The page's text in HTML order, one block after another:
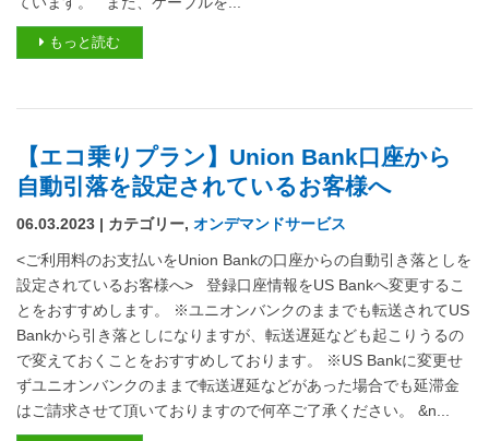
もっと読む
【エコ乗りプラン】Union Bank口座から
自動引落を設定されているお客様へ
06.03.2023 | カテゴリー, オンデマンドサービス
<ご利用料のお支払いをUnion Bankの口座からの自動引き落としを
設定されているお客様へ> 登録口座情報をUS Bankへ変更するこ
とをおすすめします。 ※ユニオンバンクのままでも転送されてUS
Bankから引き落としになりますが、転送遅延なども起こりうるの
で変えておくことをおすすめしております。 ※US Bankに変更せ
ずユニオンバンクのままで転送遅延などがあった場合でも延滞金
はご請求させて頂いておりますので何卒ご了承ください。 &n...